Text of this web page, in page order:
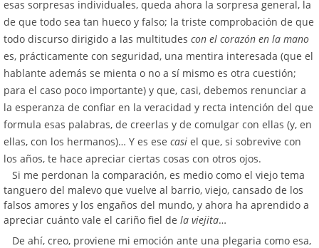
esas sorpresas individuales, queda ahora la sorpresa general, la
de que todo sea tan hueco y falso; la triste comprobación de que
todo discurso dirigido a las multitudes con el corazón en la mano
es, prácticamente con seguridad, una mentira interesada (que el
hablante además se mienta o no a sí mismo es otra cuestión;
para el caso poco importante) y que, casi, debemos renunciar a
la esperanza de confiar en la veracidad y recta intención del que
formula esas palabras, de creerlas y de comulgar con ellas (y, en
ellas, con los hermanos)… Y es ese casi el que, si sobrevive con
los años, te hace apreciar ciertas cosas con otros ojos.
Si me perdonan la comparación, es medio como el viejo tema
tanguero del malevo que vuelve al barrio, viejo, cansado de los
falsos amores y los engaños del mundo, y ahora ha aprendido a
apreciar cuánto vale el cariño fiel de la viejita…
De ahí, creo, proviene mi emoción ante una plegaria como esa,